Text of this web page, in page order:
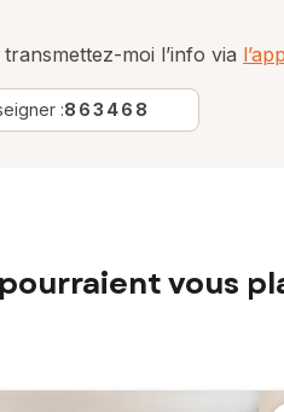
moi l’info via
:863468
vous